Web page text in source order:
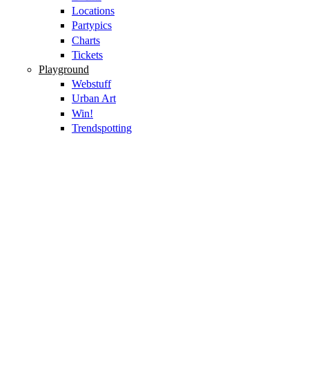
Locations
Partypics
Charts
Tickets
Playground
Webstuff
Urban Art
Win!
Trendspotting